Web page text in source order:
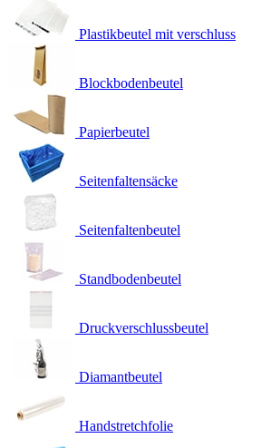
Plastikbeutel mit verschluss
Blockbodenbeutel
Papierbeutel
Seitenfaltensäcke
Seitenfaltenbeutel
Standbodenbeutel
Druckverschlussbeutel
Diamantbeutel
Handstretchfolie